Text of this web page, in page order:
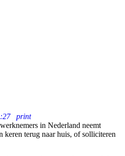
print
in Nederland neemt
keren terug naar huis, of solliciteren